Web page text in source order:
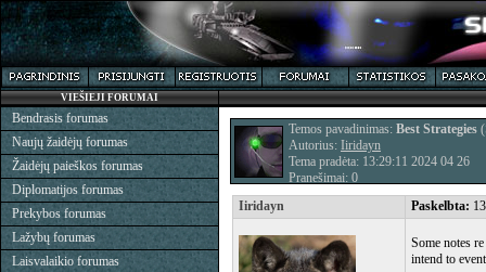
Temos pavadinimas: Best Strategies
Autorius: Iiridayn
Tema pradėta: 13:29:11 2024 04 26
Pranešimai: 0
Iiridayn
Paskelbta:
Some notes
intend to
VIEŠIEJI FORUMAI
Bendrasis forumas
Naujų žaidėjų forumas
Žaidėjų paieškos forumas
Diplomatijos forumas
Prekybos forumas
Lažybų forumas
Laisvalaikio forumas